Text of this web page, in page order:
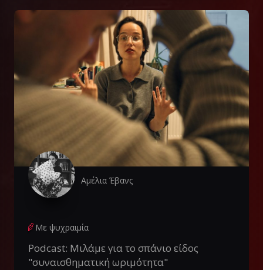
Αμέλια Έβανς
Με ψυχραιμία
Podcast: Μιλάμε για το σπάνιο είδος
"συναισθηματική ωριμότητα"